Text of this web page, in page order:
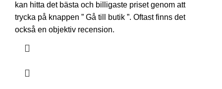
kan hitta det bästa och billigaste priset genom att
trycka på knappen ” Gå till butik ”. Oftast finns det
också en objektiv recension.